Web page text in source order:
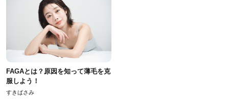
FAGAとは？原因を知って薄毛を克
服しよう！
すきばさみ